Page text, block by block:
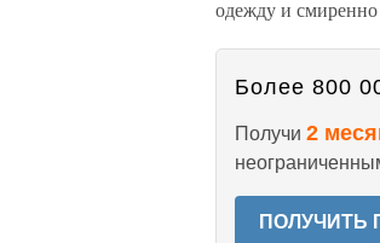
одежду и смиренно
Более 800
Получи 2
ПОЛУЧИТЬ